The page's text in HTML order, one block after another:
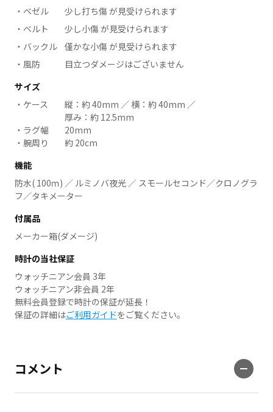
ベゼル
少し打ち傷 が見受けられます
ベルト
少し小傷 が見受けられます
バックル 僅かな小傷 が見受けられます
風防
目立つダメージはございません
サイズ
ケース
縦：約 40mm ／ 横：約 40mm ／
厚み：約 12.5mm
ラグ幅
20mm
腕周り
約 20cm
機能
防水( 100ｍ) ／ ルミノバ夜光 ／ スモールセコンド／クロノグラ
フ／タキメーター
付属品
メーカー箱(ダメージ)
時計の当社保証
ウォッチニアン会員 3年
ウォッチニアン非会員 2年
無料会員登録で時計の保証が延長！
保証の詳細はご利用ガイドをご覧ください。
コメント